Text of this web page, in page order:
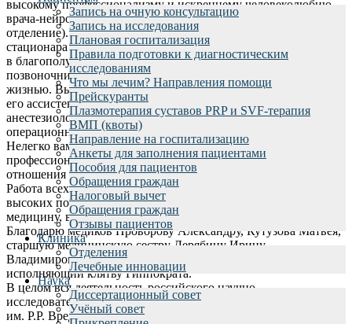
Запись на очную консультацию
Запись на исследования
Плановая госпитализация
Правила подготовки к диагностическим
исследованиям
Что мы лечим? Направления помощи
Прейскуранты
Плазмотерапия суставов PRP и SVF-терапия
ВМП (квоты)
Направление на госпитализацию
Анкеты для заполнения пациентами
Пособия для пациентов
Обращения граждан
Налоговый вычет
Обращения граждан
Отзывы пациентов
Клиника
Отделения
Лечебные инновации
Наука
Диссертационный совет
Учёный совет
высокому профессионализму и искреннему человеколюбию
врача-нейрохирурга Шарифова Рамина Массудиновича (3
отделение). С первых минут обращения и до выписки из
стационара Рамин Массудинович делал все, чтобы я поверила
в благополучный исход предстоящей операции на
позвоночнике. Я снова могу ходить, жить полноценной
жизнью. Выражаю глубокую благодарность Шарифову Р.М.,
его ассистенту Биратову Давиду Вячеславовичу,
анестезиологу Пудовкину Игорю Леонидовичу, всей
операционной команде. Низкий вам поклон и многие лета!
Нелегко вам со мной было - восхищена не только вашим
профессионализмом, но и чувством такта, бережного
отношения к беспомощности пациентов.
Работа всех сотрудников 3го отделения заслуживает самых
высоких похвал. Вы вернули мне веру в российскую
медицину, в высокое предназначение человека в белом халате.
Благодарю медиков Проворову Александру, Кутузова Матвея,
старшую медицинскую сестру Дерябину Ирину
Владимировну, весь коллектив отделения, свято
исполняющий клятву Гиппократа.
В целом вся деятельность российского научно-
исследовательского института травматологии и ортопедии
им. Р.Р. Вредена - образец Высокой медицины. Отличная